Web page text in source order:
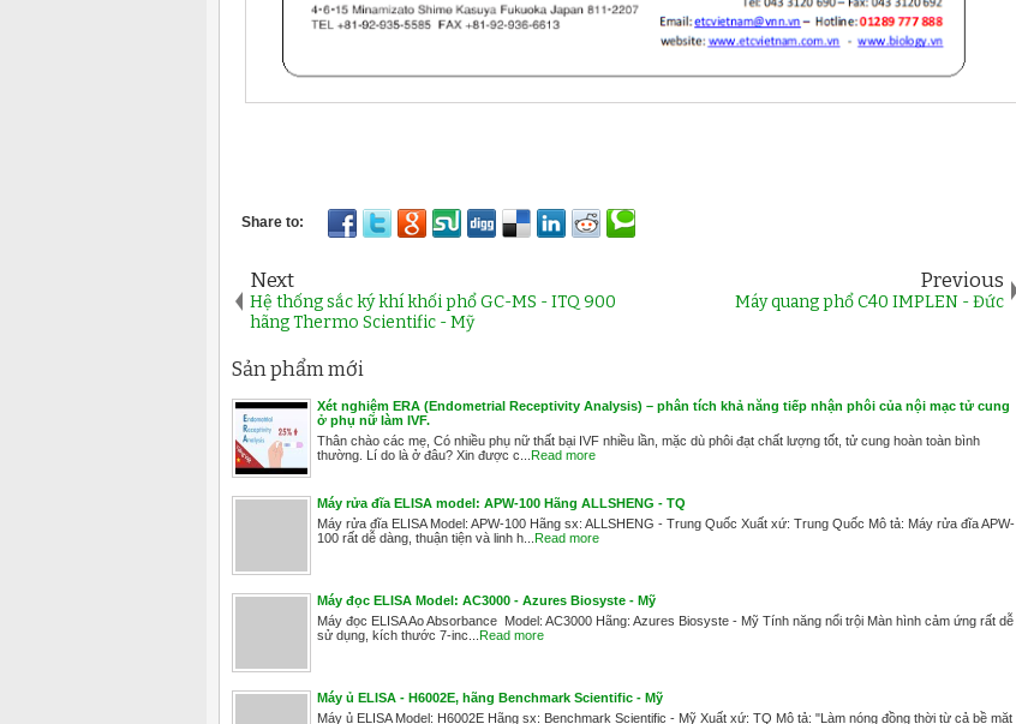
Next
Hệ thống sắc ký khí khối phổ GC-MS - ITQ 900
hãng Thermo Scientific - Mỹ
Previous
Máy quang phổ C40 IMPLEN - Đức
Sản phẩm mới
Xét nghiệm ERA (Endometrial Receptivity Analysis) – phân tích khả năng tiếp nhận phôi của nội mạc tử cung
ở phụ nữ làm IVF.
Thân chào các mẹ, Có nhiều phụ nữ thất bại IVF nhiều lần, mặc dù phôi đạt chất lượng tốt, tử cung hoàn toàn bình
thường. Lí do là ở đâu? Xin được c...
Read more
Máy rửa đĩa ELISA model: APW-100 Hãng ALLSHENG - TQ
Máy rửa đĩa ELISA Model: APW-100 Hãng sx: ALLSHENG - Trung Quốc Xuất xứ: Trung Quốc Mô tả: Máy rửa đĩa APW-
100 rất dễ dàng, thuận tiện và linh h...
Read more
Máy đọc ELISA Model: AC3000 - Azures Biosyste - Mỹ
Máy đọc ELISA Ao Absorbance Model: AC3000 Hãng: Azures Biosyste - Mỹ Tính năng nổi trội Màn hình cảm ứng rất dễ
sử dụng, kích thước 7-inc...
Read more
Máy ủ ELISA - H6002E, hãng Benchmark Scientific - Mỹ
Máy ủ ELISA Model: H6002E Hãng sx: Benchmark Scientific - Mỹ Xuất xứ: TQ Mô tả: "Làm nóng đồng thời từ cả bề mặt